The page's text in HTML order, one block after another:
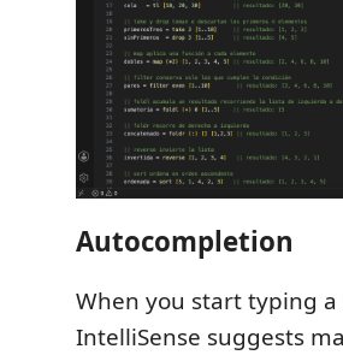
Autocompletion
When you start typing
IntelliSense suggests